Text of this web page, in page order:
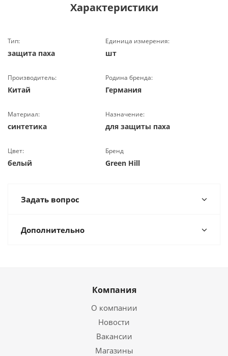
Характеристики
Тип:
защита паха
Единица измерения:
шт
Производитель:
Китай
Родина бренда:
Германия
Материал:
синтетика
Назначение:
для защиты паха
Цвет:
белый
Бренд
Green Hill
Задать вопрос
Дополнительно
Компания
О компании
Новости
Вакансии
Магазины